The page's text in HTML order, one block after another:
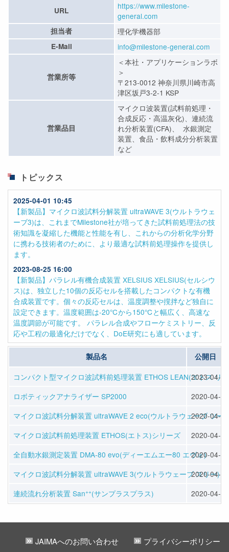
URL
https://www.milestone-
general.com
担当者 理化学機器部
E-Mail info@milestone-general.com
営業所等
＜本社・アプリケーションラボ
＞
〒213-0012 神奈川県川崎市高
津区坂戸3-2-1 KSP
営業品目
マイクロ波装置(試料前処理・
合成反応・高温灰化)、連続流
れ分析装置(CFA)、 水銀測定
装置、食品・飲料成分分析装置
など
トピックス
製品名 公開日
コンパクト型マイクロ波試料前処理装置 ETHOS LEAN(エトス リ
2023-04-11
ロボティックアナライザー SP2000
2020-04-02
マイクロ波試料分解装置 ultraWAVE 2 eco(ウルトラウェーブ ツー
2020-04-02
マイクロ波試料前処理装置 ETHOS(エトス)シリーズ
2020-04-02
全自動水銀測定装置 DMA-80 evo(ディーエムエー80 エヴォ)2020-04-02
マイクロ波試料分解装置 ultraWAVE 3(ウルトラウェーブ スリー)
2020-04-02
連続流れ分析装置 San++(サンプラスプラス) 2020-04-02
JAIMAへのお問い合わせ プライバシーポリシー